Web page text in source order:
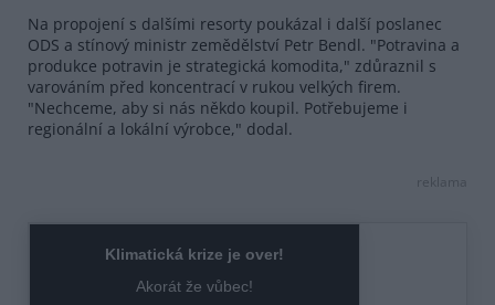
Na propojení s dalšími resorty poukázal i další poslanec
ODS a stínový ministr zemědělství Petr Bendl. "Potravina a
produkce potravin je strategická komodita," zdůraznil s
varováním před koncentrací v rukou velkých firem.
"Nechceme, aby si nás někdo koupil. Potřebujeme i
regionální a lokální výrobce," dodal.
reklama